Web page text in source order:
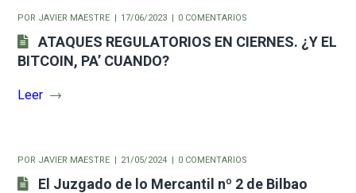
POR JAVIER MAESTRE 17/06/2023 0 COMENTARIOS
ATAQUES REGULATORIOS EN CIERNES. ¿Y EL
BITCOIN, PA’ CUANDO?
Leer
POR JAVIER MAESTRE 21/05/2024 0 COMENTARIOS
El Juzgado de lo Mercantil nº 2 de Bilbao